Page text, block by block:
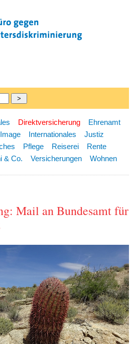
Direktversicherung
Ehrenamt
Image Internationales
Justiz
Pflege Reiserei
Rente
& Co. Versicherungen Wohnen
Mail an Bundesamt für